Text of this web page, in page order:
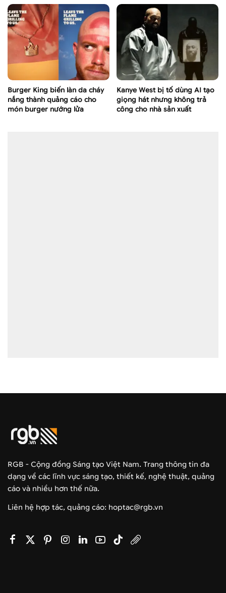
Burger King biến làn da cháy
nắng thành quảng cáo cho
món burger nướng lửa
Kanye West bị tố dùng AI tạo
giọng hát nhưng không trả
công cho nhà sản xuất
RGB - Cộng đồng Sáng tạo Việt Nam. Trang thông tin đa
dạng về các lĩnh vực sáng tạo, thiết kế, nghệ thuật, quảng
cáo và nhiều hơn thế nữa.
Liên hệ hợp tác, quảng cáo: hoptac@rgb.vn